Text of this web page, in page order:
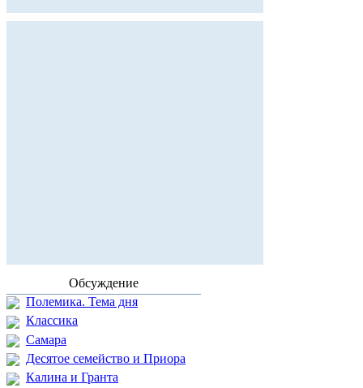
Обсуждение
Полемика. Тема дня
Классика
Самара
Десятое семейство и Приора
Калина и Гранта